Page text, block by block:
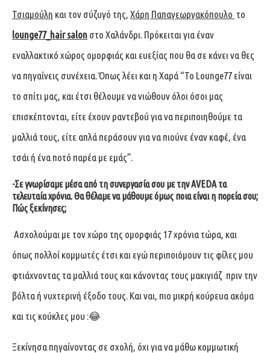
Τσιαμούλη και τον σύζυγό της, Χάρη Παπαγεωργακόπουλο το
lounge77_hair salon στο Χαλάνδρι. Πρόκειται για έναν
εναλλακτικό χώρος ομορφιάς και ευεξίας που θα σε κάνει να θες
να πηγαίνεις συνέχεια. Όπως λέει και η Χαρά “Το Lounge77 είναι
το σπίτι μας, και έτσι θέλουμε να νιώθουν όλοι όσοι μας
επισκέπτονται, είτε έχουν ραντεβού για να περιποιηθούμε τα
μαλλιά τους, είτε απλά περάσουν για να πιούνε έναν καφέ, ένα
τσάι ή ένα ποτό παρέα με εμάς”.
-Σε γνωρίσαμε μέσα από τη συνεργασία σου με την AVEDA τα
τελευταία χρόνια. Θα θέλαμε να μάθουμε όμως ποια είναι η πορεία σου;
Πώς ξεκίνησες;
Ασχολούμαι με τον χώρο της ομορφιάς 17 χρόνια τώρα, και
όπως πολλοί κομμωτές έτσι και εγώ περιποιόμουν τις φίλες μου
φτιάχνοντας τα μαλλιά τους και κάνοντας τους μακιγιάζ πριν την
βόλτα ή νυχτερινή έξοδο τους. Και ναι, πιο μικρή κούρευα ακόμα
και τις κούκλες μου :😂
Ξεκίνησα πηγαίνοντας σε σχολή, όχι για να μάθω κομμωτική